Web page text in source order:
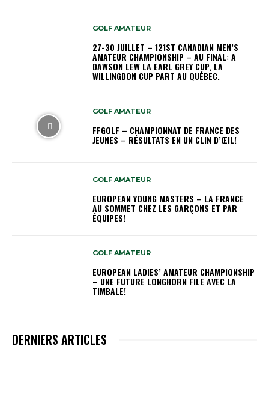
GOLF AMATEUR
27-30 JUILLET – 121ST CANADIAN MEN’S
AMATEUR CHAMPIONSHIP – AU FINAL: A
DAWSON LEW LA EARL GREY CUP, LA
WILLINGDON CUP PART AU QUÉBEC.
GOLF AMATEUR
FFGOLF – CHAMPIONNAT DE FRANCE DES
JEUNES – RÉSULTATS EN UN CLIN D’ŒIL!
GOLF AMATEUR
EUROPEAN YOUNG MASTERS – LA FRANCE
AU SOMMET CHEZ LES GARÇONS ET PAR
ÉQUIPES!
GOLF AMATEUR
EUROPEAN LADIES’ AMATEUR CHAMPIONSHIP
– UNE FUTURE LONGHORN FILE AVEC LA
TIMBALE!
DERNIERS ARTICLES